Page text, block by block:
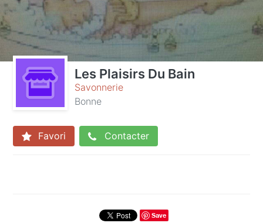
Les Plaisirs Du Bain
Savonnerie
Bonne
Favori Contacter
Save